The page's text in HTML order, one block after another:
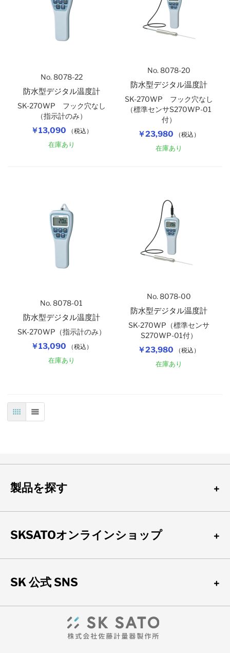
￥13,090 （税込）
No. 8078-22
防水型デジタル温度計
SK-270WP フック穴なし
（指示計のみ）
在庫あり
￥23,980 （税込）
No. 8078-20
防水型デジタル温度計
SK-270WP フック穴なし
（標準センサS270WP-01
付）
在庫あり
￥13,090 （税込）
No. 8078-01
防水型デジタル温度計
SK-270WP（指示計のみ）
在庫あり
￥23,980 （税込）
No. 8078-00
防水型デジタル温度計
SK-270WP（標準センサ
S270WP-01付）
在庫あり
表 リスト
製品を探す
SKSATOオンラインショップ
SK 公式 SNS